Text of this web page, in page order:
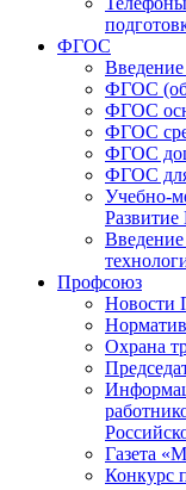
ФГОС
ФГОС
ФГОС
ФГОС
ФГОС
ФГОС
Учебно-
Профсоюз
Новости
Охрана
Газета
Конкурс